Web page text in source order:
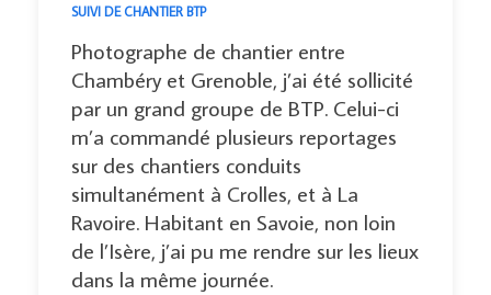
SUIVI DE CHANTIER BTP
Photographe de chantier entre
Chambéry et Grenoble, j’ai été sollicité
par un grand groupe de BTP. Celui-ci
m’a commandé plusieurs reportages
sur des chantiers conduits
simultanément à Crolles, et à La
Ravoire. Habitant en Savoie, non loin
de l’Isère, j’ai pu me rendre sur les lieux
dans la même journée.